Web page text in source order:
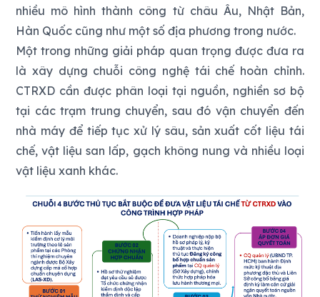
nhiều mô hình thành công từ châu Âu, Nhật Bản,
Hàn Quốc cũng như một số địa phương trong nước.
Một trong những giải pháp quan trọng được đưa ra
là xây dựng chuỗi công nghệ tái chế hoàn chỉnh.
CTRXD cần được phân loại tại nguồn, nghiền sơ bộ
tại các trạm trung chuyển, sau đó vận chuyển đến
nhà máy để tiếp tục xử lý sâu, sản xuất cốt liệu tái
chế, vật liệu san lấp, gạch không nung và nhiều loại
vật liệu xanh khác.